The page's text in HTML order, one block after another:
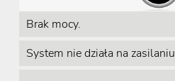
Brak mocy.
System nie działa na